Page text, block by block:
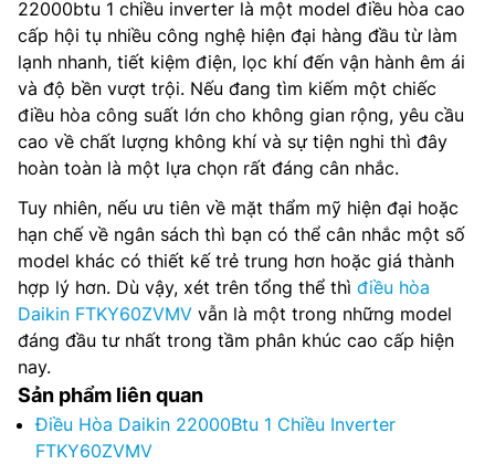
22000btu 1 chiều inverter là một model điều hòa cao
cấp hội tụ nhiều công nghệ hiện đại hàng đầu từ làm
lạnh nhanh, tiết kiệm điện, lọc khí đến vận hành êm ái
và độ bền vượt trội. Nếu đang tìm kiếm một chiếc
điều hòa công suất lớn cho không gian rộng, yêu cầu
cao về chất lượng không khí và sự tiện nghi thì đây
hoàn toàn là một lựa chọn rất đáng cân nhắc.
Tuy nhiên, nếu ưu tiên về mặt thẩm mỹ hiện đại hoặc
hạn chế về ngân sách thì bạn có thể cân nhắc một số
model khác có thiết kế trẻ trung hơn hoặc giá thành
hợp lý hơn. Dù vậy, xét trên tổng thể thì điều hòa
Daikin FTKY60ZVMV vẫn là một trong những model
đáng đầu tư nhất trong tầm phân khúc cao cấp hiện
nay.
Sản phẩm liên quan
Điều Hòa Daikin 22000Btu 1 Chiều Inverter
FTKY60ZVMV